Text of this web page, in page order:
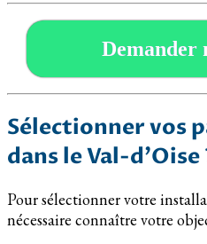
Demander
Sélectionner vos
dans le Val-d’Oise
Pour sélectionner votre
nécessaire connaître votre